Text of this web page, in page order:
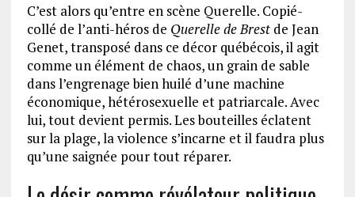
C’est alors qu’entre en scène Querelle. Copié-
collé de l’anti-héros de Querelle de Brestde Jean
Genet, transposé dans ce décor québécois, il agit
comme un élément de chaos, un grain de sable
dans l’engrenage bien huilé d’une machine
économique, hétérosexuelle et patriarcale. Avec
lui, tout devient permis. Les bouteilles éclatent
sur la plage, la violence s’incarne et il faudra plus
qu’une saignée pour tout réparer.